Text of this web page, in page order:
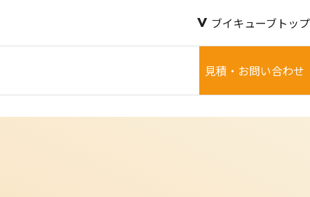
ブイキューブトップ
見積・お問い合わせ